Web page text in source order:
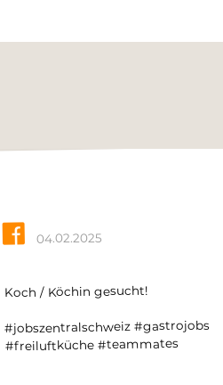
04.02.2025
Koch / Köchin gesucht!
#jobszentralschweiz #gastrojobs
#freiluftküche #teammates